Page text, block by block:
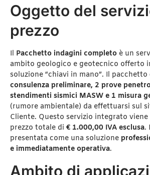
Oggetto del
prezzo
Il Pacchetto indagini completo è un
ambito geologico e geotecnico offerto
soluzione “chiavi in mano”. Il pacchetto
consulenza preliminare, 2 prove
stendimenti sismici MASW e 1 misura
(rumore ambientale) da effettuarsi sul
Cliente. Questo servizio integrato
prezzo totale di € 1.000,00 IVA esclusa.
presentata come una soluzione
e immediatamente operativa.
Ambito di